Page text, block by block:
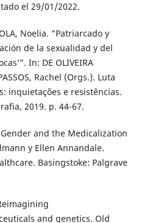
el 29/01/2022.
Noelia. “Patriarcado y
de la sexualidad y del
In: DE OLIVEIRA
Rachel (Orgs.). Luta
inquietações e resistências.
2019. p. 44-67.
and the Medicalization
y Ellen Annandale.
Basingstoke: Palgrave
and genetics. Old